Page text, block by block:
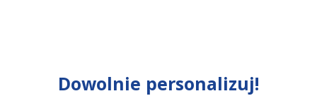
Dowolnie personalizuj!